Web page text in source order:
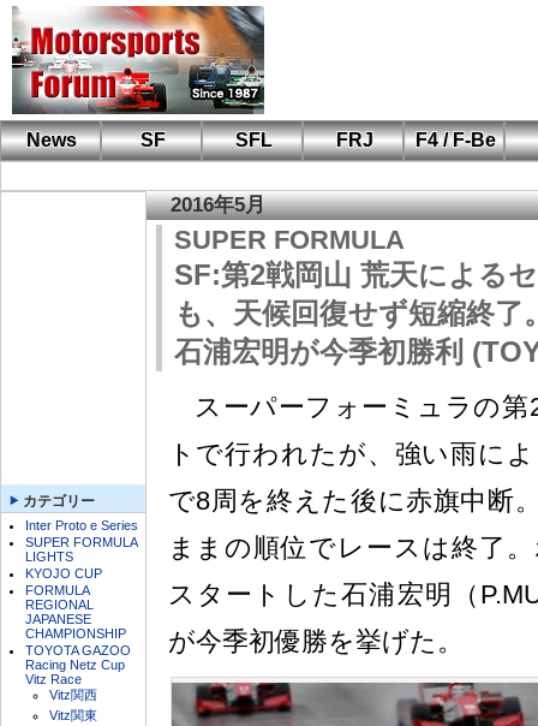
News SF SFL FRJ
F4 / F-Be
カテゴリー
Inter Proto e Series
SUPER FORMULA
LIGHTS
KYOJO CUP
FORMULA
REGIONAL
JAPANESE
CHAMPIONSHIP
TOYOTA GAZOO
Racing Netz Cup
Vitz Race
Vitz関西
Vitz関東
2016年5月
SUPER FORMULA
SF:第2戦岡山 荒天による
も、天候回復せず短縮終
石浦宏明が今季初勝利
スーパーフォーミュラの第
トで行われたが、強い雨に
で8周を終えた後に赤旗中断
ままの順位でレースは終了
スタートした石浦宏明（
が今季初優勝を挙げた。